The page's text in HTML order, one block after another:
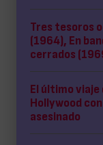
Tres tesoros
(1964), En
cerrados
El último viaje
Hollywood
asesinado